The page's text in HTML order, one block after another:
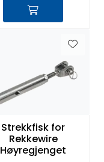
Strekkfisk for
Rekkewire
Høyregjenget